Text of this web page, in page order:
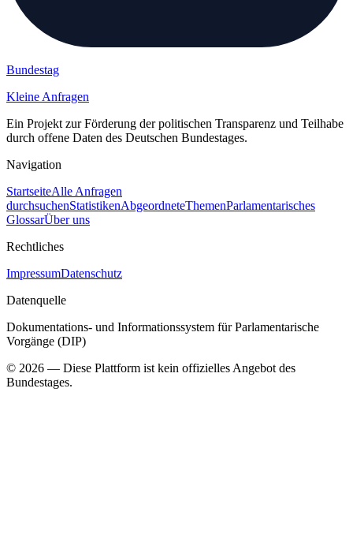
Bundestag
Kleine Anfragen
Ein Projekt zur Förderung der politischen Transparenz und Teilhabe
durch offene Daten des Deutschen Bundestages.
Navigation
StartseiteAlle Anfragen
durchsuchenStatistikenAbgeordneteThemenParlamentarisches
GlossarÜber uns
Rechtliches
ImpressumDatenschutz
Datenquelle
Dokumentations- und Informationssystem für Parlamentarische
Vorgänge (DIP)
© 2026 — Diese Plattform ist kein offizielles Angebot des
Bundestages.